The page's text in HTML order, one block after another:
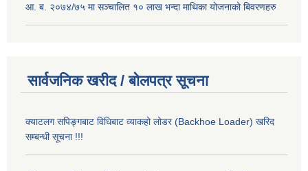
आ. ब. २०७४/७५ मा सञ्चालित १० लाख भन्दा माथिका योजनाको बिवरणहरु
सार्वजनिक खरीद / बोलपत्र सूचना
क्याटलग सपिङ्गबाट विधिबाट व्याकहो लोडर (Backhoe Loader) खरिद
सम्बन्धी सूचना !!!